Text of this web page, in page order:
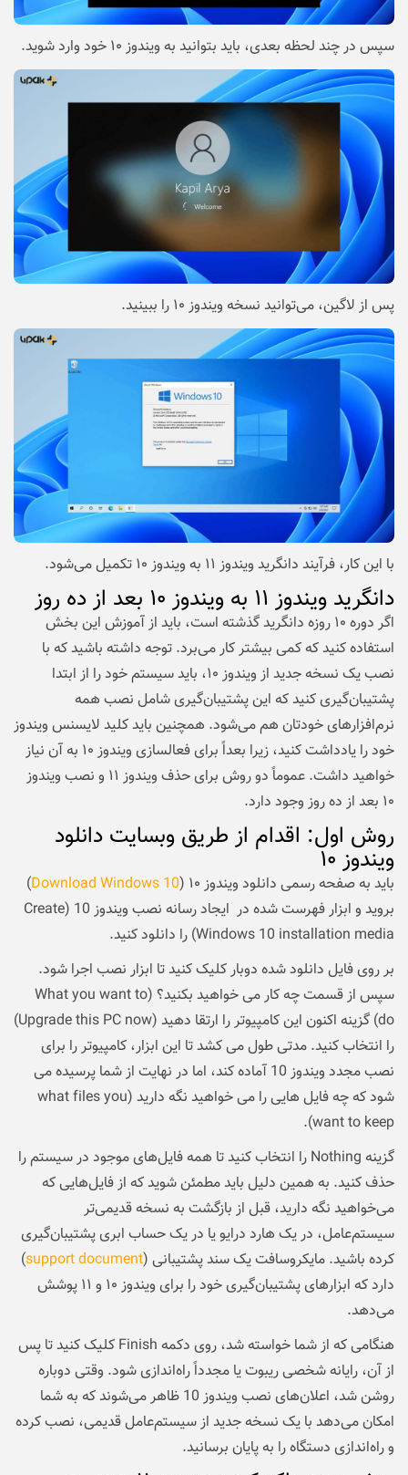
سپس در چند لحظه بعدی، باید بتوانید به ویندوز ۱۰ خود وارد شوید.
پس از لاگین، می‌توانید نسخه ویندوز ۱۰ را ببینید.
با این کار، فرآیند دانگرید ویندوز ۱۱ به ویندوز ۱۰ تکمیل می‌شود.
دانگرید ویندوز ۱۱ به ویندوز ۱۰ بعد از ده روز
اگر دوره ۱۰ روزه دانگرید گذشته است، باید از آموزش این بخش
استفاده کنید که کمی بیشتر کار می‌برد. توجه داشته باشید که با
نصب یک نسخه جدید از ویندوز ۱۰، باید سیستم خود را از ابتدا
پشتیبان‌گیری کنید که این پشتیبان‌گیری شامل نصب همه
نرم‌افزارهای خودتان هم می‌شود. همچنین باید کلید لایسنس ویندوز
خود را یادداشت کنید، زیرا بعداً برای فعالسازی ویندوز ۱۰ به آن نیاز
خواهید داشت. عموماً دو روش برای حذف ویندوز ۱۱ و نصب ویندوز
۱۰ بعد از ده روز وجود دارد.
روش اول: اقدام از طریق وبسایت دانلود
ویندوز ۱۰
باید به صفحه رسمی دانلود ویندوز ۱۰ ( Download Windows 10
)
بروید و ابزار فهرست شده در ایجاد رسانه نصب ویندوز 10 (Create
Windows 10 installation media) را دانلود کنید.
بر روی فایل دانلود شده دوبار کلیک کنید تا ابزار نصب اجرا شود.
سپس از قسمت چه کار می خواهید بکنید؟ (What you want to
do) گزینه اکنون این کامپیوتر را ارتقا دهید (Upgrade this PC now)
را انتخاب کنید. مدتی طول می کشد تا این ابزار، کامپیوتر را برای
نصب مجدد ویندوز 10 آماده کند، اما در نهایت از شما پرسیده می
شود که چه فایل هایی را می خواهید نگه دارید (what files you
want to keep).
گزینه Nothing را انتخاب کنید تا همه فایل‌های موجود در سیستم را
حذف کنید. به همین دلیل باید مطمئن شوید که از فایل‌هایی که
می‌خواهید نگه دارید، قبل از بازگشت به نسخه قدیمی‌تر
سیستم‌عامل، در یک هارد درایو یا در یک حساب ابری پشتیبان‌گیری
کرده باشید. مایکروسافت یک سند پشتیبانی (support document
)
دارد که ابزارهای پشتیبان‌گیری خود را برای ویندوز ۱۰ و ۱۱ پوشش
می‌دهد.
هنگامی که از شما خواسته شد، روی دکمه Finish کلیک کنید تا پس
از آن، رایانه شخصی ریبوت یا مجدداً راه‌اندازی شود. وقتی دوباره
روشن شد، اعلان‌های نصب ویندوز 10 ظاهر می‌شوند که به شما
امکان می‌دهد با یک نسخه جدید از سیستم‌عامل قدیمی، نصب کرده
و راه‌اندازی دستگاه را به پایان برسانید.